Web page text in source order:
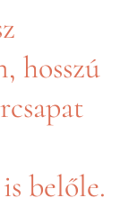
hosszú
belőle.